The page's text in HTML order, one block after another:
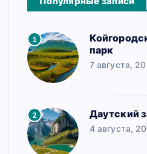
1
парк
7 августа,
2 Даутский
4 августа,